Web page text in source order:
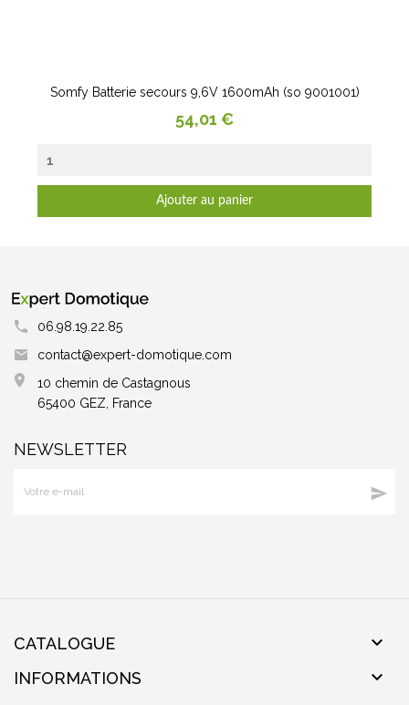
Somfy Batterie secours 9,6V 1600mAh (so 9001001)
Prix
54,01 €
Ajouter au panier
06.98.19.22.85
contact@expert-domotique.com
10 chemin de Castagnous
65400 GEZ, France
NEWSLETTER

CATALOGUE 
INFORMATIONS 